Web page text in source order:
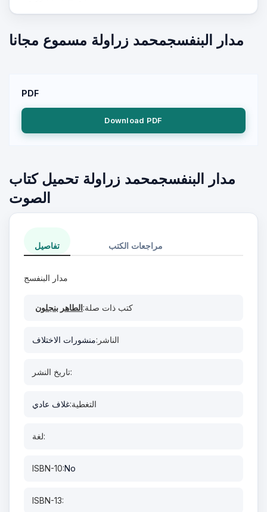
مدار البنفسجمحمد زراولة مسموع مجانا
PDF
Download PDF
مدار البنفسجمحمد زراولة تحميل كتاب
الصوت
تفاصيل مراجعات الكتب
مدار البنفسج
كتب ذات صلة:الطاهر بنجلون
الناشر:منشورات الاختلاف
تاريخ النشر:
التغطية:غلاف عادي
لغة:
ISBN-10:No
ISBN-13: